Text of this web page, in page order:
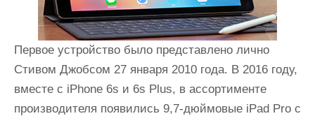
Первое устройство было представлено лично
Стивом Джобсом 27 января 2010 года. В 2016 году,
вместе с iPhone 6s и 6s Plus, в ассортименте
производителя появились 9,7-дюймовые iPad Pro с